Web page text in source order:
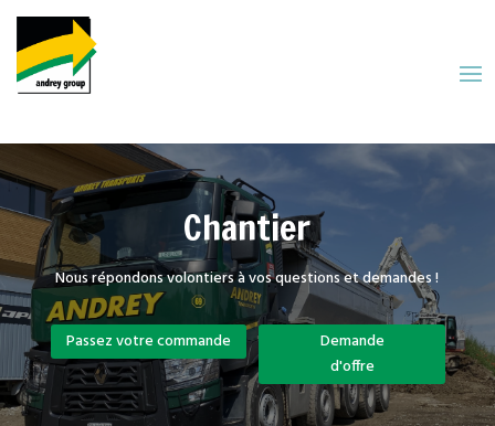
Chantier
Nous répondons volontiers à vos questions et demandes !
Passez votre commande
Demande
d'offre